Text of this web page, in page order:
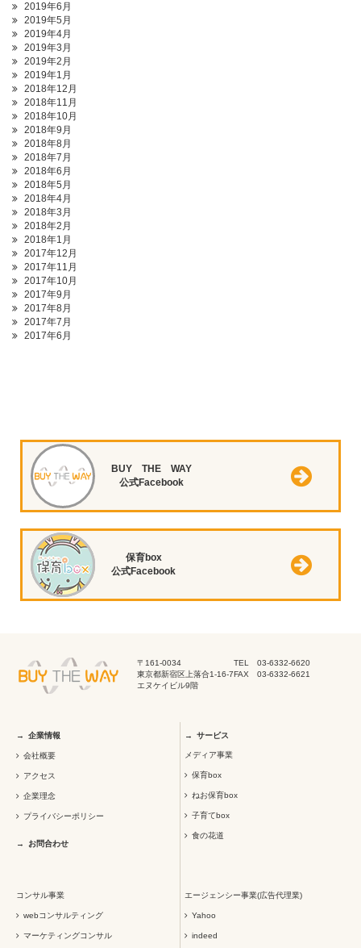
2019年6月
2019年5月
2019年4月
2019年3月
2019年2月
2019年1月
2018年12月
2018年11月
2018年10月
2018年9月
2018年8月
2018年7月
2018年6月
2018年5月
2018年4月
2018年3月
2018年2月
2018年1月
2017年12月
2017年11月
2017年10月
2017年9月
2017年8月
2017年7月
2017年6月
BUY THE WAY
公式Facebook
保育box
公式Facebook
〒161-0034
東京都新宿区上落合1-16-7
エヌケイビル9階
TEL 03-6332-6620
FAX 03-6332-6621
企業情報
会社概要
アクセス
企業理念
プライバシーポリシー
お問合わせ
サービス
メディア事業
保育box
ねお保育box
子育てbox
食の花道
コンサル事業
webコンサルティング
マーケティングコンサル
エージェンシー事業(広告代理業)
Yahoo
indeed